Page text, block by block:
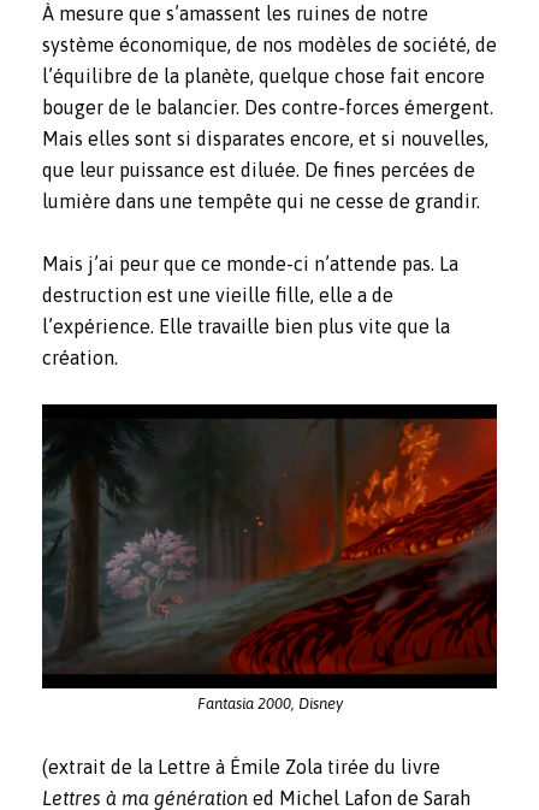
À mesure que s’amassent les ruines de notre
système économique, de nos modèles de société, de
l’équilibre de la planète, quelque chose fait encore
bouger de le balancier. Des contre-forces émergent.
Mais elles sont si disparates encore, et si nouvelles,
que leur puissance est diluée. De fines percées de
lumière dans une tempête qui ne cesse de grandir.
Mais j’ai peur que ce monde-ci n’attende pas. La
destruction est une vieille fille, elle a de
l’expérience. Elle travaille bien plus vite que la
création.
Fantasia 2000, Disney
(extrait de la Lettre à Émile Zola tirée du livre
Lettres à ma génération ed Michel Lafon de Sarah